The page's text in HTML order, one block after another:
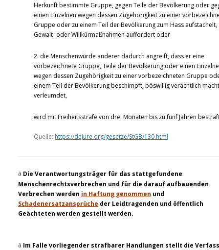
Herkunft bestimmte Gruppe, gegen Teile der Bevölkerung oder
einen Einzelnen wegen dessen Zugehörigkeit zu einer
Gruppe oder zu einem Teil der Bevölkerung zum Hass aufstachelt,
Gewalt- oder Willkürmaßnahmen auffordert oder
2. die Menschenwürde anderer dadurch angreift, dass er eine
vorbezeichnete Gruppe, Teile der Bevölkerung oder einen
wegen dessen Zugehörigkeit zu einer vorbezeichneten Gruppe
einem Teil der Bevölkerung beschimpft, böswillig verächtlich
verleumdet,
wird mit Freiheitsstrafe von drei Monaten bis zu fünf Jahren
Quelle: https://dejure.org/gesetze/StGB/130.html
ð Die Verantwortungsträger für das stattgefundene
Menschenrechtsverbrechen und für die darauf aufbauenden
Verbrechen werden in Haftung genommen und
Schadenersatzansprüche der Leidtragenden und öffentlich
Geächteten werden gestellt werden.
ð Im Falle vorliegender strafbarer Handlungen stellt die